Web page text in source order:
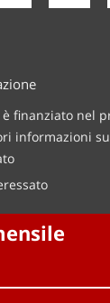
finanziato nel
informazioni